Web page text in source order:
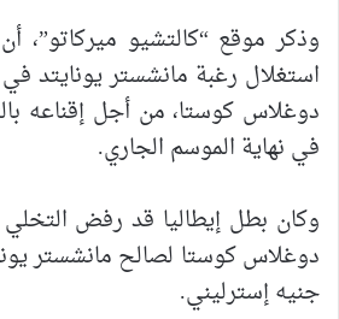
وذكر موقع “كالتشيو ميركاتو”،
استغلال رغبة مانشستر يونايتد في
دوغلاس كوستا، من أجل إقناعه
في نهاية الموسم الجاري.
وكان بطل إيطاليا قد رفض
جنيه إسترليني.